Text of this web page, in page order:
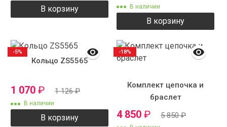
В корзину В наличии
В корзину
Кольцо ZS5565
1 070 ₽ 1 126₽
В наличии
В корзину
-5%
Комплект цепочка и
браслет
4 850 ₽ 5 850₽
-18%